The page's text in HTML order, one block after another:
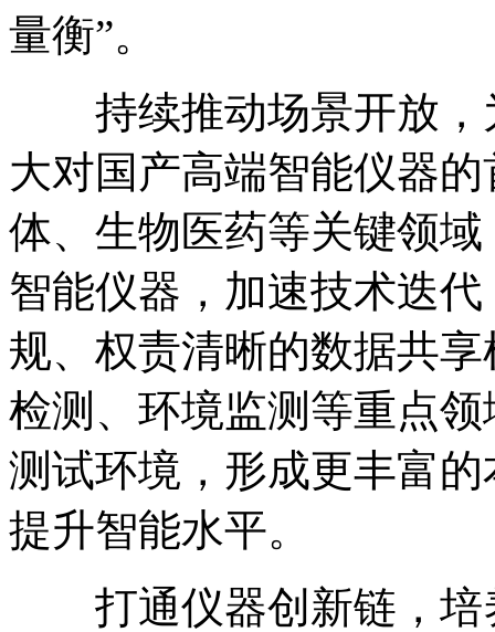
量衡”。
持续推动场景开放，
大对国产高端智能仪器
体、生物医药等关键领
智能仪器，加速技术迭
规、权责清晰的数据共
检测、环境监测等重点
测试环境，形成更丰富
提升智能水平。
打通仪器创新链，培